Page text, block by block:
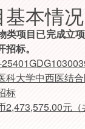
本情况
类项目已完成立
标。
科大学中西医结
标
2,473,575.00元（